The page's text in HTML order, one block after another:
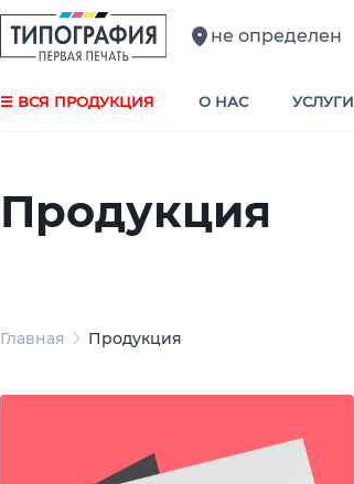
не определен
☰ ВСЯ ПРОДУКЦИЯ О НАС УСЛУГИ
Продукция
Главная Продукция